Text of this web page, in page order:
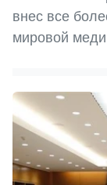
внес все
мировой